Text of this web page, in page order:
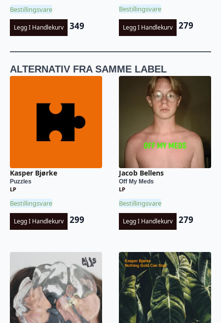
Bestillingsvare
Legg I Handlekurv 349
Bestillingsvare
Legg I Handlekurv 279
ALTERNATIV FRA SAMME LABEL
Kasper Bjørke
Puzzles
LP
Bestillingsvare
Legg I Handlekurv 299
Jacob Bellens
Off My Meds
LP
Bestillingsvare
Legg I Handlekurv 279